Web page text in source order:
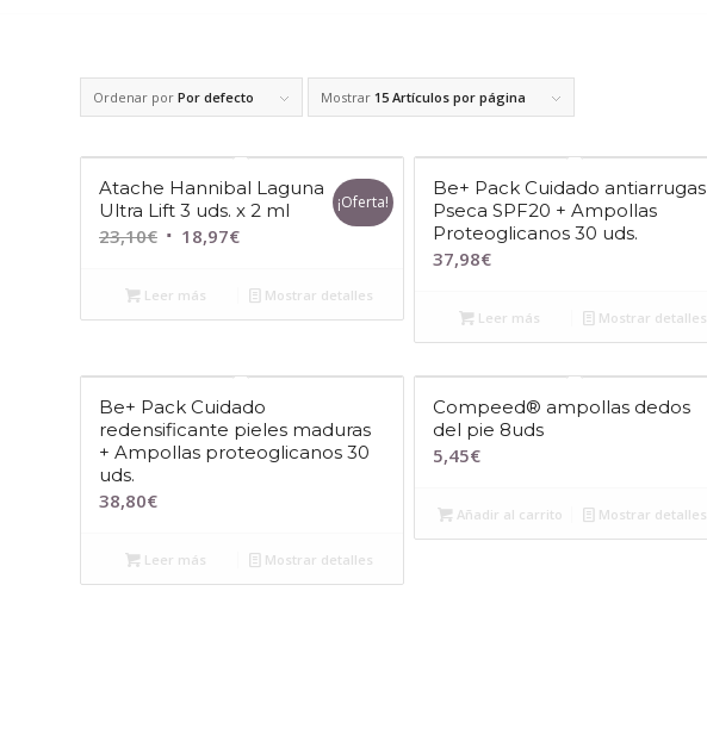
Ordenar por Por defecto Mostrar 15 Artículos por página
Atache Hannibal Laguna
Ultra Lift 3 uds. x 2 ml
23,10€ El
original
era:
18,97€El
actual
es:
¡Oferta!
Leer más Mostrar detalles
Be+ Pack Cuidado antiarrugas
Pseca SPF20 + Ampollas
Proteoglicanos 30 uds.
37,98€
Leer más Mostrar detalles
Be+ Pack Cuidado
redensificante pieles maduras
+ Ampollas proteoglicanos 30
uds.
38,80€
Leer más Mostrar detalles
Compeed® ampollas dedos
del pie 8uds
5,45€
Añadir al carrito Mostrar detalles